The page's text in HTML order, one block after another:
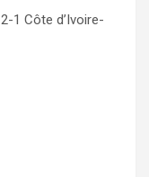
1 Côte d’Ivoire-